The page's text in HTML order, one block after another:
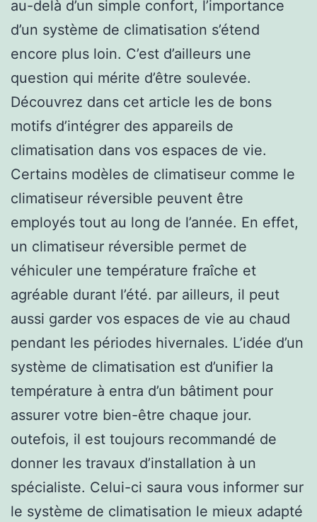
au-delà d’un simple confort, l’importance
d’un système de climatisation s’étend
encore plus loin. C’est d’ailleurs une
question qui mérite d’être soulevée.
Découvrez dans cet article les de bons
motifs d’intégrer des appareils de
climatisation dans vos espaces de vie.
Certains modèles de climatiseur comme le
climatiseur réversible peuvent être
employés tout au long de l’année. En effet,
un climatiseur réversible permet de
véhiculer une température fraîche et
agréable durant l’été. par ailleurs, il peut
aussi garder vos espaces de vie au chaud
pendant les périodes hivernales. L’idée d’un
système de climatisation est d’unifier la
température à entra d’un bâtiment pour
assurer votre bien-être chaque jour.
outefois, il est toujours recommandé de
donner les travaux d’installation à un
spécialiste. Celui-ci saura vous informer sur
le système de climatisation le mieux adapté